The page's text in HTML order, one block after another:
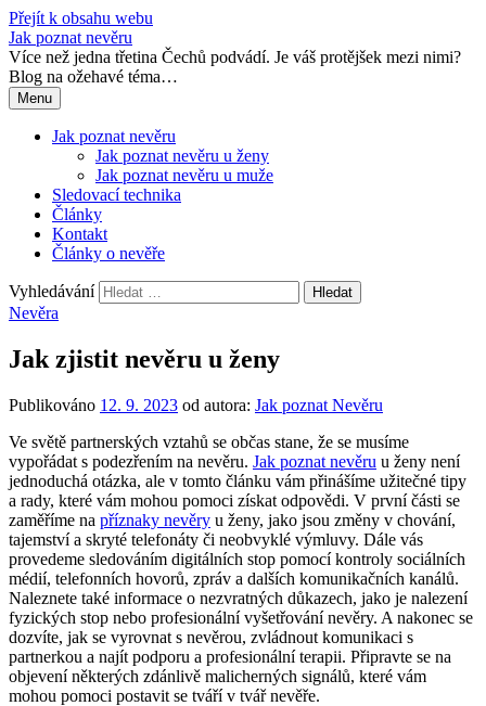
Přejít k obsahu webu
Jak poznat nevěru
Více než jedna třetina Čechů podvádí. Je váš protějšek mezi nimi?
Blog na ožehavé téma…
Menu
Jak poznat nevěru
Jak poznat nevěru u ženy
Jak poznat nevěru u muže
Sledovací technika
Články
Kontakt
Články o nevěře
Vyhledávání
Nevěra
Jak zjistit nevěru u ženy
Publikováno 12. 9. 2023 od autora: Jak poznat Nevěru
Ve světě partnerských vztahů se občas stane, že se musíme
vypořádat s podezřením na nevěru. Jak poznat nevěru u ženy není
jednoduchá otázka, ale v tomto článku vám přinášíme užitečné tipy
a rady, které vám mohou pomoci získat odpovědi. V první části se
zaměříme na příznaky nevěry u ženy, jako jsou změny v chování,
tajemství a skryté telefonáty či neobvyklé výmluvy. Dále vás
provedeme sledováním digitálních stop pomocí kontroly sociálních
médií, telefonních hovorů, zpráv a dalších komunikačních kanálů.
Naleznete také informace o nezvratných důkazech, jako je nalezení
fyzických stop nebo profesionální vyšetřování nevěry. A nakonec se
dozvíte, jak se vyrovnat s nevěrou, zvládnout komunikaci s
partnerkou a najít podporu a profesionální terapii. Připravte se na
objevení některých zdánlivě malicherných signálů, které vám
mohou pomoci postavit se tváří v tvář nevěře.